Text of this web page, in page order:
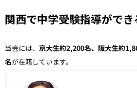
関西で中学受験指導がで
当会には、 京大生約2,200名、阪大生約
名が在籍しています。